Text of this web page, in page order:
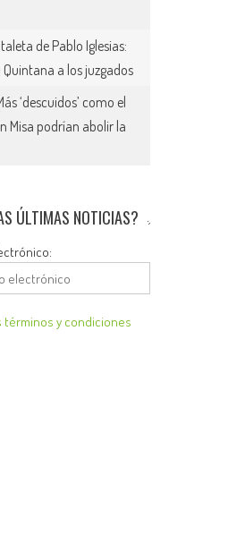
de Pablo Iglesias:
Quintana a los juzgados
‘descuidos’ como el
Misa podrían abolir la
ÚLTIMAS NOTICIAS?
términos y condiciones